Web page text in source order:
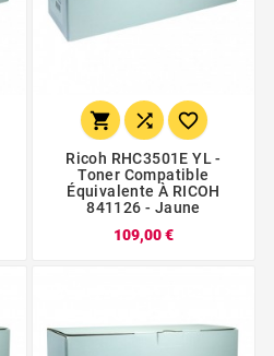
  
Ricoh RHC3501E YL -
Toner Compatible
Équivalente À RICOH
841126 - Jaune
109,00 €